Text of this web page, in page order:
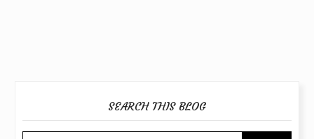
SEARCH THIS BLOG